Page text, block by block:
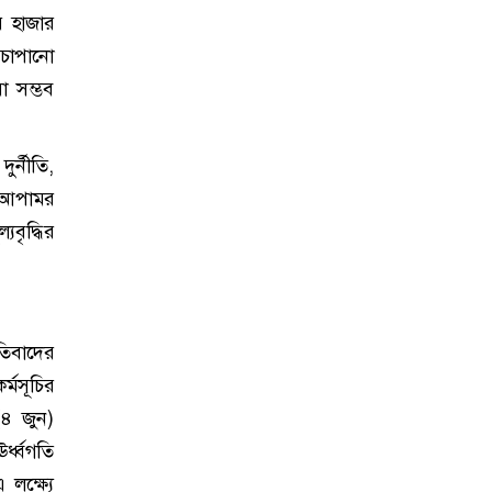
হাজার
সম্ভব
আপামর
(৪ জুন)
লক্ষ্যে